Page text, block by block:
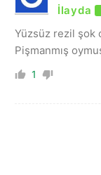
İlayda
Yüzsüz rezil şok
Pişmanmış
1